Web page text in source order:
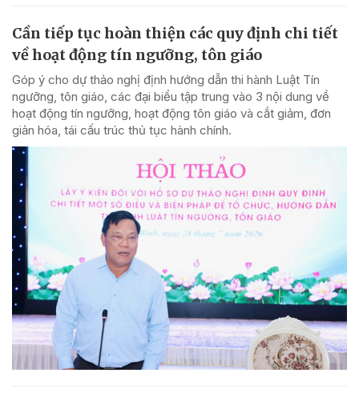
Cần tiếp tục hoàn thiện các quy định chi tiết
về hoạt động tín ngưỡng, tôn giáo
Góp ý cho dự thảo nghị định hướng dẫn thi hành Luật Tín
ngưỡng, tôn giáo, các đại biểu tập trung vào 3 nội dung về
hoạt động tín ngưỡng, hoạt động tôn giáo và cắt giảm, đơn
giản hóa, tái cấu trúc thủ tục hành chính.